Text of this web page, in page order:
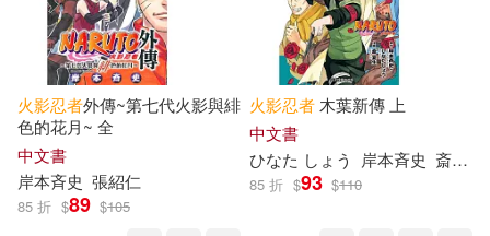
火影忍者外傳~第七代火影與緋
色的花月~ 全
中文書
岸本斉史 張紹仁
85 折 $89 $105
火影忍者 木葉新傳 上
中文書
ひなた しょう
岸本斉史 斎夏生
85 折 $93 $110